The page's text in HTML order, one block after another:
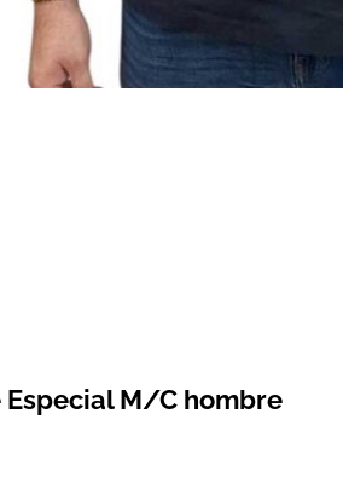
Especial M/C hombre